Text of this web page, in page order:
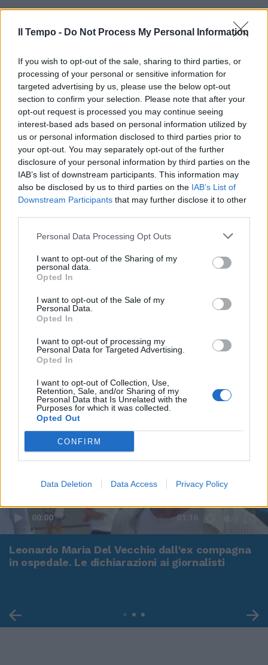
Il Tempo - Do Not Process My Personal Information
If you wish to opt-out of the sale, sharing to third parties, or
processing of your personal or sensitive information for
targeted advertising by us, please use the below opt-out
section to confirm your selection. Please note that after your
opt-out request is processed you may continue seeing
interest-based ads based on personal information utilized by
us or personal information disclosed to third parties prior to
your opt-out. You may separately opt-out of the further
disclosure of your personal information by third parties on the
IAB’s list of downstream participants. This information may
also be disclosed by us to third parties on the IAB’s List of
Downstream Participants that may further disclose it to other
Personal Data Processing Opt Outs
I want to opt-out of the Sharing of my
personal data.
Opted In
I want to opt-out of the Sale of my
Personal Data.
Opted In
I want to opt-out of processing my
Personal Data for Targeted Advertising.
Opted In
I want to opt-out of Collection, Use,
Retention, Sale, and/or Sharing of my
Personal Data that Is Unrelated with the
Purposes for which it was collected.
Opted Out
CONFIRM
Data Deletion Data Access Privacy Policy
00:00 01:16
Leonardo Maria Del Vecchio dall'ex compagna
in ospedale. Le dichiarazioni ai giornalisti